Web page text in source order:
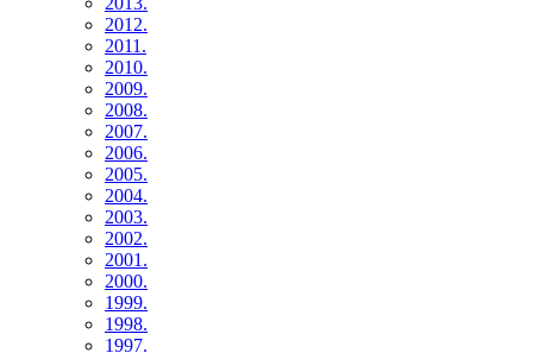
2012.
2011.
2010.
2009.
2008.
2007.
2006.
2005.
2004.
2003.
2002.
2001.
2000.
1999.
1998.
1997.